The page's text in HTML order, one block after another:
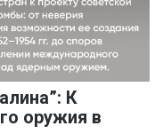
К
оружия в